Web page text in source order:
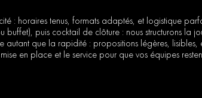
: horaires tenus, formats adaptés, et logistique
puis cocktail de clôture : nous structurons la
autant que la rapidité : propositions légères, lisibles,
en place et le service pour que vos équipes